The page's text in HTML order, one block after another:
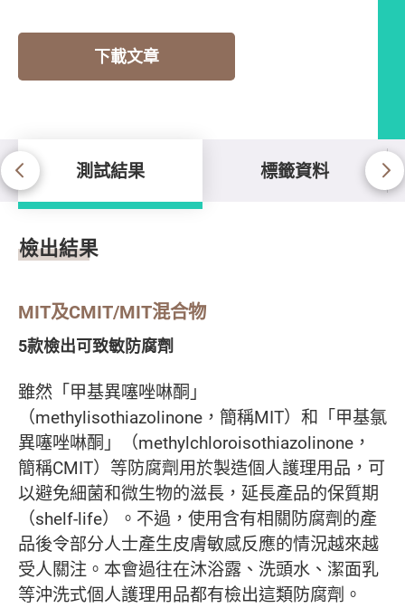
下載文章
測試結果 標籤資料
測試結果
檢出結果
MIT及CMIT/MIT混合物
5款檢出可致敏防腐劑
雖然「甲基異噻唑啉酮」
（methylisothiazolinone，簡稱MIT）和「甲基氯
異噻唑啉酮」（methylchloroisothiazolinone，
簡稱CMIT）等防腐劑用於製造個人護理用品，可
以避免細菌和微生物的滋長，延長產品的保質期
（shelf-life）。不過，使用含有相關防腐劑的產
品後令部分人士產生皮膚敏感反應的情況越來越
受人關注。本會過往在沐浴露、洗頭水、潔面乳
等沖洗式個人護理用品都有檢出這類防腐劑。